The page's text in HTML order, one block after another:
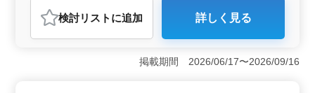
おすすめポイント
＜経験者歓迎＞ 社労士経験6ヶ月以上必須です。給与計
算や助成金業務など、幅広い業務に携われる貴重な機会
です。安定した職場環境でスキルを磨きながら、専門知
検討リスト に追加 詳しく見る
掲載期間 2026/06/17〜2026/09/16